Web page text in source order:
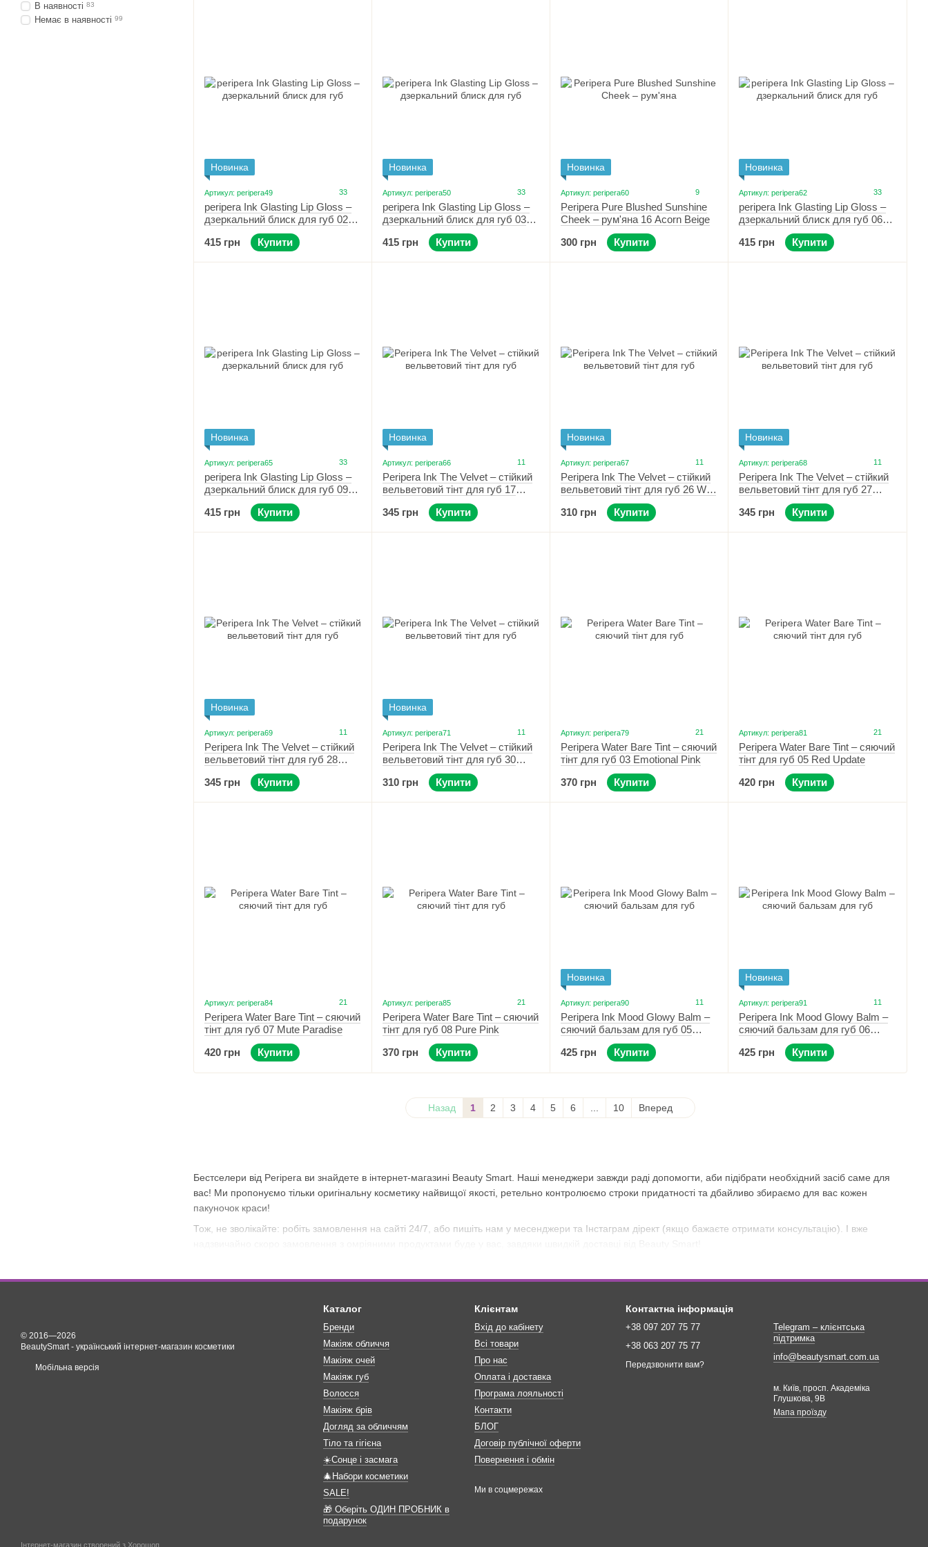
Бестселери від Peripera ви знайдете в інтернет-магазині Beauty Smart. Наші менеджери завжди раді допомогти, аби підібрати необхідний засіб саме для
вас! Ми пропонуємо тільки оригінальну косметику найвищої якості, ретельно контролюємо строки придатності та дбайливо збираємо для вас кожен
пакуночок краси!
Тож, не зволікайте: робіть замовлення на сайті 24/7, або пишіть нам у месенджери та Інстаграм дірект (якщо бажаєте отримати консультацію). І вже
рідкі глітерні тіні Sugar Twinkle Liquid Shadow у двох неймовірних відтінках: ніжно-рожевомуPink Melody та
ніжно-бежевому з перламутром
відгуками про них клієнти.
Новинка
Артикул: peripera49 33
peripera Ink Glasting Lip Gloss –
дзеркальний блиск для губ 02
415 грн
Купити
Новинка
Артикул: peripera50 33
peripera Ink Glasting Lip Gloss –
дзеркальний блиск для губ 03
Chilling Rosy
415 грн
Купити
Новинка
Артикул: peripera60 9
Peripera Pure Blushed Sunshine
Cheek – рум'яна 16 Acorn Beige
300 грн
Купити
Новинка
Артикул: peripera62 33
peripera Ink Glasting Lip Gloss –
дзеркальний блиск для губ 06
415 грн
Купити
Новинка
Артикул: peripera65 33
peripera Ink Glasting Lip Gloss –
дзеркальний блиск для губ 09
Grow On You
415 грн
Купити
Новинка
Артикул: peripera66 11
Peripera Ink The Velvet – стійкий
вельветовий тінт для губ 17
Rosy Nude
345 грн
Купити
Новинка
Артикул: peripera67 11
Peripera Ink The Velvet – стійкий
вельветовий тінт для губ 26 Well
Made Nude
310 грн
Купити
Новинка
Артикул: peripera68 11
Peripera Ink The Velvet – стійкий
вельветовий тінт для губ 27
Strawberry Nude
345 грн
Купити
Новинка
Артикул: peripera69 11
Peripera Ink The Velvet – стійкий
вельветовий тінт для губ 28
Mauveful Nude
345 грн
Купити
Новинка
Артикул: peripera71 11
Peripera Ink The Velvet – стійкий
вельветовий тінт для губ 30
Classic Nude
310 грн
Купити
Артикул: peripera79 21
Peripera Water Bare Tint – сяючий
тінт для губ 03 Emotional Pink
370 грн
Купити
Артикул: peripera81 21
Peripera Water Bare Tint – сяючий
тінт для губ 05 Red Update
420 грн
Купити
Артикул: peripera84 21
Peripera Water Bare Tint – сяючий
тінт для губ 07 Mute Paradise
420 грн
Купити
Артикул: peripera85 21
Peripera Water Bare Tint – сяючий
тінт для губ 08 Pure Pink
370 грн
Купити
Новинка
Артикул: peripera90 11
Peripera Ink Mood Glowy Balm –
сяючий бальзам для губ 05
425 грн
Купити
Новинка
Артикул: peripera91 11
Peripera Ink Mood Glowy Balm –
сяючий бальзам для губ 06
Rose in True
425 грн
Купити
Назад 1 2 3 4 5 6 10 Вперед
В наявності 83
Немає в наявності 99
© 2016—2026
BeautySmart - український інтернет-магазин косметики
Мобільна версія
Інтернет-магазин створений з Хорошоп
Каталог
Бренди
Макіяж обличчя
Макіяж очей
Макіяж губ
Волосся
Макіяж брів
Догляд за обличчям
Тіло та гігієна
☀️Сонце і засмага
🎄Набори косметики
SALE!
🎁 Оберіть ОДИН ПРОБНИК в
подарунок
Клієнтам
Вхід до кабінету
Всі товари
Про нас
Оплата і доставка
Програма лояльності
Контакти
БЛОГ
Договір публічної оферти
Повернення і обмін
Ми в соцмережах
Контактна інформація
+38 097 207 75 77
+38 063 207 75 77
Передзвонити вам?
Telegram – клієнтська
підтримка
info@beautysmart.com.ua
м. Київ, просп. Академіка
Глушкова, 9В
Мапа проїзду